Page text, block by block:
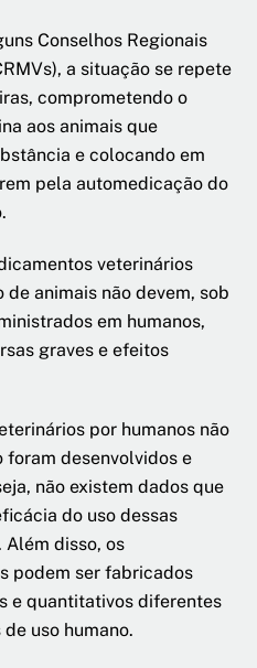
Conselhos Regionais
a situação se repete
comprometendo o
aos animais que
e colocando em
pela automedicação do
veterinários
animais não devem, sob
em humanos,
graves e efeitos
por humanos não
foram desenvolvidos e
não existem dados que
do uso dessas
Além disso, os
podem ser fabricados
e quantitativos diferentes
uso humano.